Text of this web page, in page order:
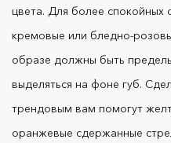
Кричащий
https://pinterest.ru
цвета. Для более спокойных
кремовые или бледно-
образе должны быть
выделяться на фоне губ.
трендовым вам помогут
оранжевые сдержанные